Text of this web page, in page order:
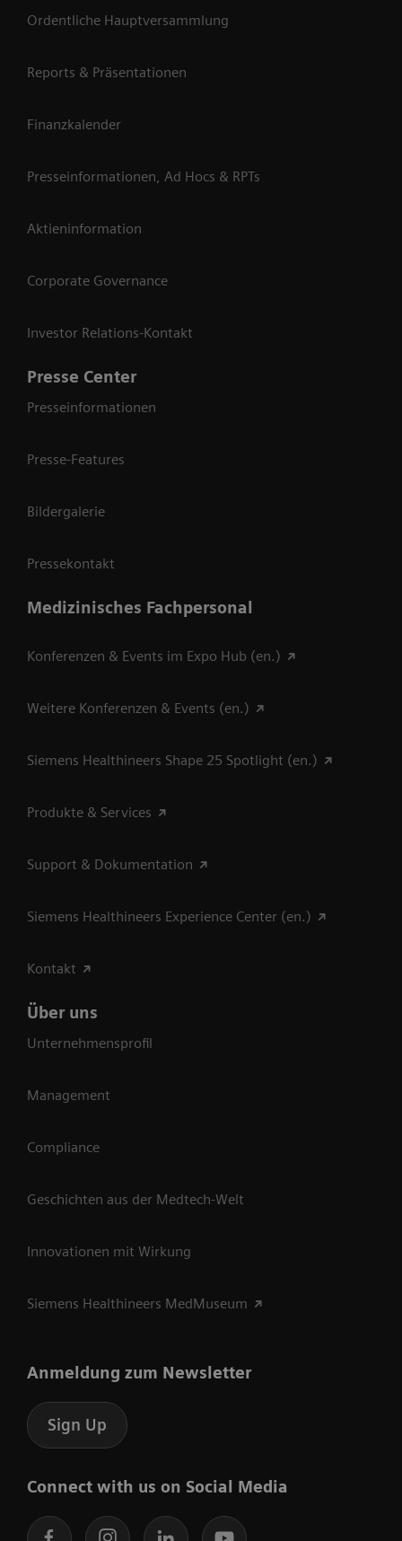
Ordentliche Hauptversammlung
Reports & Präsentationen
Finanzkalender
Presseinformationen, Ad Hocs & RPTs
Aktieninformation
Corporate Governance
Investor Relations-Kontakt
Presse Center
Presseinformationen
Presse-Features
Bildergalerie
Pressekontakt
Medizinisches Fachpersonal
Konferenzen & Events im Expo Hub (en.)
Weitere Konferenzen & Events (en.)
Siemens Healthineers Shape 25 Spotlight (en.)
Produkte & Services
Support & Dokumentation
Siemens Healthineers Experience Center (en.)
Kontakt
Über uns
Unternehmensprofil
Management
Compliance
Geschichten aus der Medtech-Welt
Innovationen mit Wirkung
Siemens Healthineers MedMuseum
Anmeldung zum Newsletter
Sign Up
Connect with us on Social Media